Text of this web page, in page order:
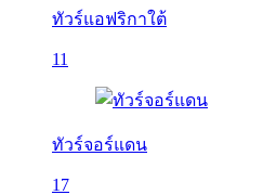
ทัวร์แอฟริกาใต้
11
ทัวร์จอร์แดน
17